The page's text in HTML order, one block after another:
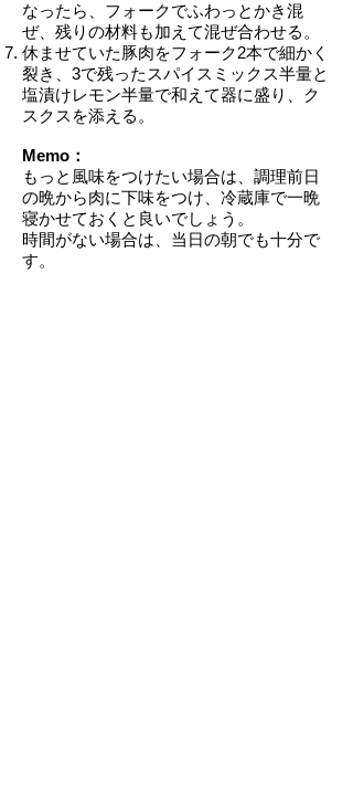
なったら、フォークでふわっとかき混
ぜ、残りの材料も加えて混ぜ合わせる。
休ませていた豚肉をフォーク2本で細かく
裂き、3で残ったスパイスミックス半量と
塩漬けレモン半量で和えて器に盛り、ク
スクスを添える。
Memo：
もっと風味をつけたい場合は、調理前日
の晩から肉に下味をつけ、冷蔵庫で一晩
寝かせておくと良いでしょう。
時間がない場合は、当日の朝でも十分で
す。